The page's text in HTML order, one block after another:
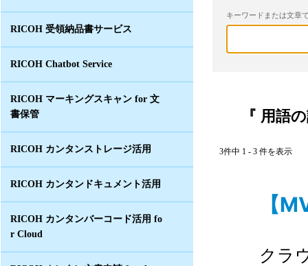
RICOH 受領納品書サービス
RICOH Chatbot Service
RICOH マーキングスキャン for 文
書保管
RICOH カンタンストレージ活用
RICOH カンタンドキュメント活用
RICOH カンタンバーコード活用 fo
r Cloud
キーワードまたは文章
『 用語
3件中 1 - 3 件を表示
【
クラ